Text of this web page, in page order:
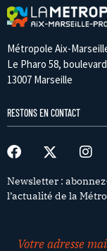
Métropole Aix-
Le Pharo 58,
13007 Marseille
RESTONS EN CONTACT
Newsletter :
l’actualité de la